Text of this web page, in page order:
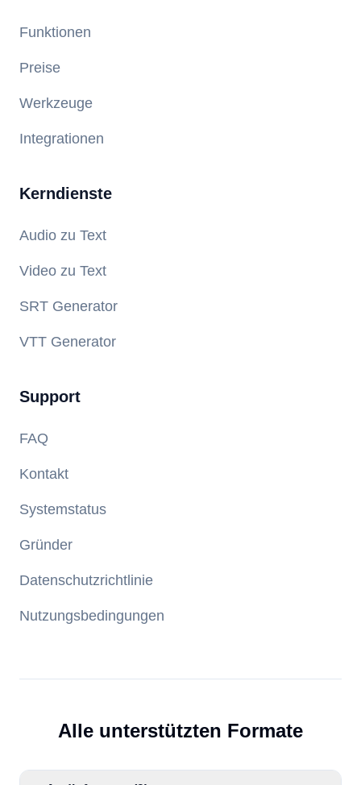
Funktionen
Preise
Werkzeuge
Integrationen
Kerndienste
Audio zu Text
Video zu Text
SRT Generator
VTT Generator
Support
FAQ
Kontakt
Systemstatus
Gründer
Datenschutzrichtlinie
Nutzungsbedingungen
Alle unterstützten Formate